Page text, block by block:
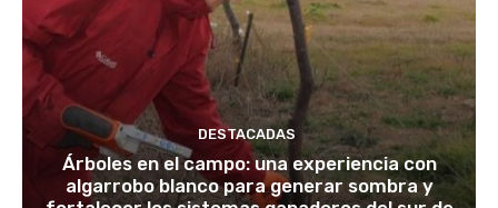
DESTACADAS
Árboles en el campo: una experiencia con
algarrobo blanco para generar sombra y